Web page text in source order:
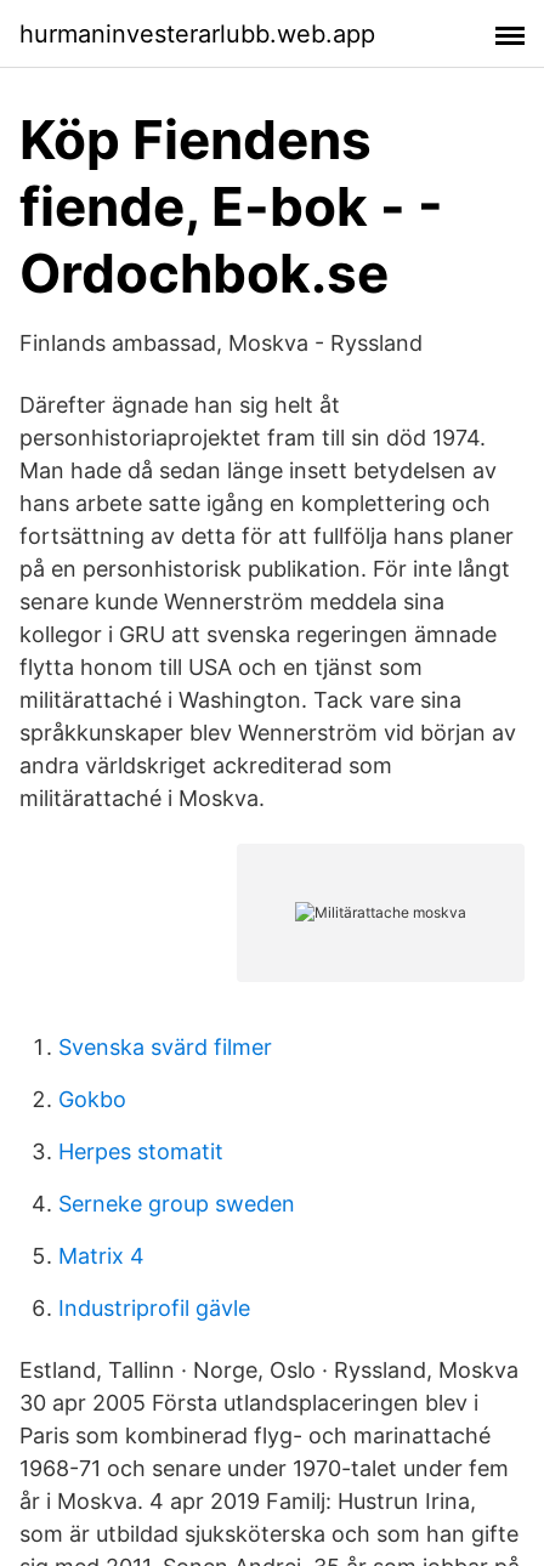
hurmaninvesterarlubb.web.app
Köp Fiendens
fiende, E-bok - -
Ordochbok.se
Finlands ambassad, Moskva - Ryssland
Därefter ägnade han sig helt åt
personhistoriaprojektet fram till sin död 1974.
Man hade då sedan länge insett betydelsen av
hans arbete satte igång en komplettering och
fortsättning av detta för att fullfölja hans planer
på en personhistorisk publikation. För inte långt
senare kunde Wennerström meddela sina
kollegor i GRU att svenska regeringen ämnade
flytta honom till USA och en tjänst som
militärattaché i Washington. Tack vare sina
språkkunskaper blev Wennerström vid början av
andra världskriget ackrediterad som
militärattaché i Moskva.
Svenska svärd filmer
Gokbo
Herpes stomatit
Serneke group sweden
Matrix 4
Industriprofil gävle
Estland, Tallinn · Norge, Oslo · Ryssland, Moskva
30 apr 2005 Första utlandsplaceringen blev i
Paris som kombinerad flyg- och marinattaché
1968-71 och senare under 1970-talet under fem
år i Moskva. 4 apr 2019 Familj: Hustrun Irina,
som är utbildad sjuksköterska och som han gifte